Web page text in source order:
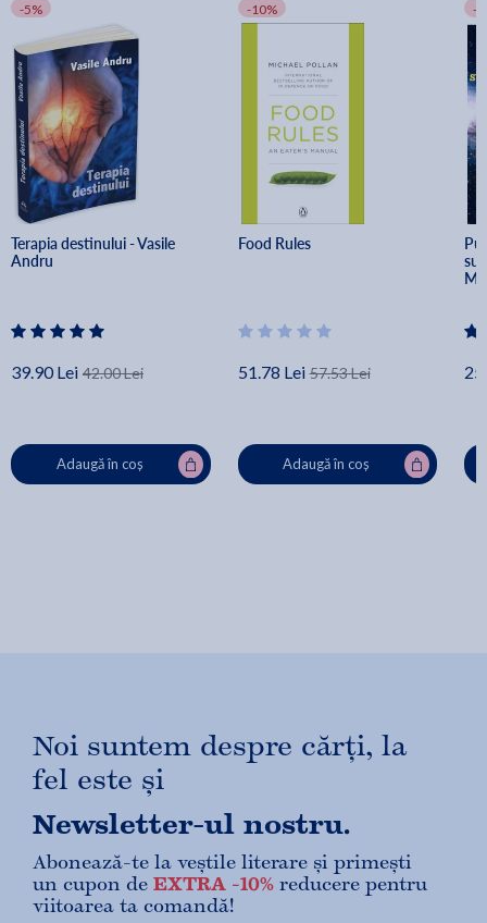
-5%
Terapia destinului - Vasile
Andru
39.90 Lei 42.00 Lei
Adaugă în coș
-10%
Food Rules
51.78 Lei 57.53 Lei
Adaugă în coș
-
Noi suntem despre cărți, la
fel este și
Newsletter-ul nostru.
Abonează-te la veștile literare și primești
un cupon de EXTRA -10% reducere pentru
viitoarea ta comandă!